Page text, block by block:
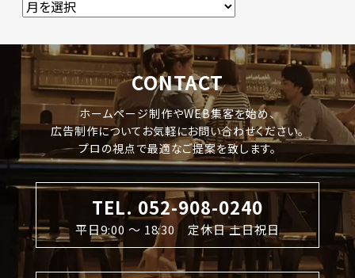
CONTACT
ホームページ制作やWEB集客を始め、
広告制作についてお気軽にお問い合わせください。
プロの視点で最適なご提案を致します。
TEL. 052-908-0240
平日9:00 〜 18:30 定休日 土日祝日